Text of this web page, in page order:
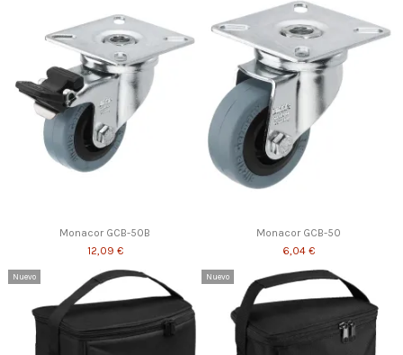
Monacor GCB-50B
12,09 €
Monacor GCB-50
6,04 €
Nuevo Nuevo